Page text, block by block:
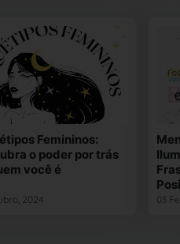
Femininos:
o poder por trás
você é
2024 03